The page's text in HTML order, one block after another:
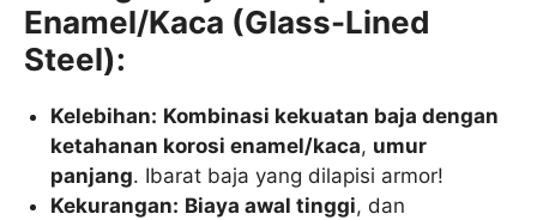
Enamel/Kaca (Glass-Lined
Steel):
Kelebihan: Kombinasi kekuatan baja dengan
ketahanan korosi enamel/kaca, umur
panjang. Ibarat baja yang dilapisi armor!
Kekurangan: Biaya awal tinggi, dan